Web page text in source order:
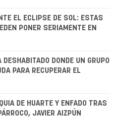
EL ECLIPSE DE SOL: ESTAS
PONER SERIAMENTE EN
DESHABITADO DONDE UN GRUPO
PARA RECUPERAR EL
DE HUARTE Y ENFADO TRAS
JAVIER AIZPÚN